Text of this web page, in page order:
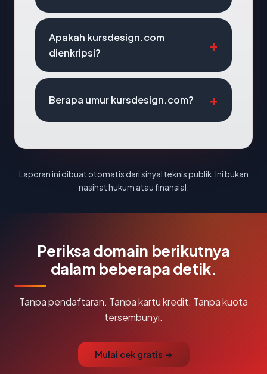
Apakah kursdesign.com
dienkripsi?
Berapa umur kursdesign.com?
Laporan ini dibuat otomatis dari sinyal teknis publik. Ini bukan
nasihat hukum atau finansial.
Periksa domain berikutnya
dalam beberapa detik.
Tanpa pendaftaran. Tanpa kartu kredit. Tanpa kuota
tersembunyi.
Mulai cek gratis →